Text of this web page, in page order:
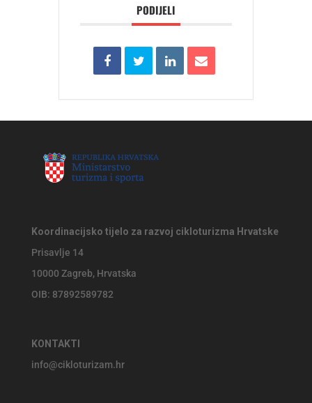
PODIJELI
Koordinacijsko tijelo za razvoj cikloturizma Hrvatske
Prisavlje 14
10000 Zagreb, Hrvatska
OIB: 87892589782
KONTAKTI
info@cikloturizam.hr